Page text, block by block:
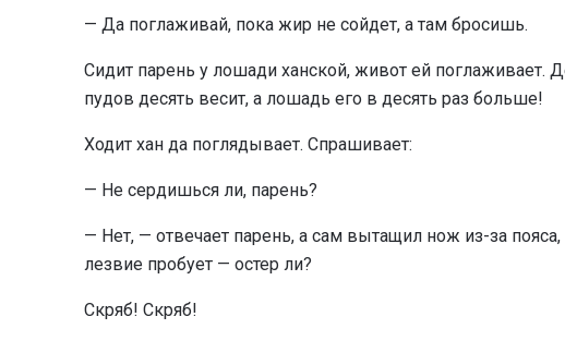
— Да поглаживай, пока жир не сойдет, а там бросишь.
Сидит парень у лошади ханской, живот ей поглаживает.
пудов десять весит, а лошадь его в десять раз больше!
Ходит хан да поглядывает. Спрашивает:
— Не сердишься ли, парень?
— Нет, — отвечает парень, а сам вытащил нож из-за
лезвие пробует — остер ли?
Скряб! Скряб!